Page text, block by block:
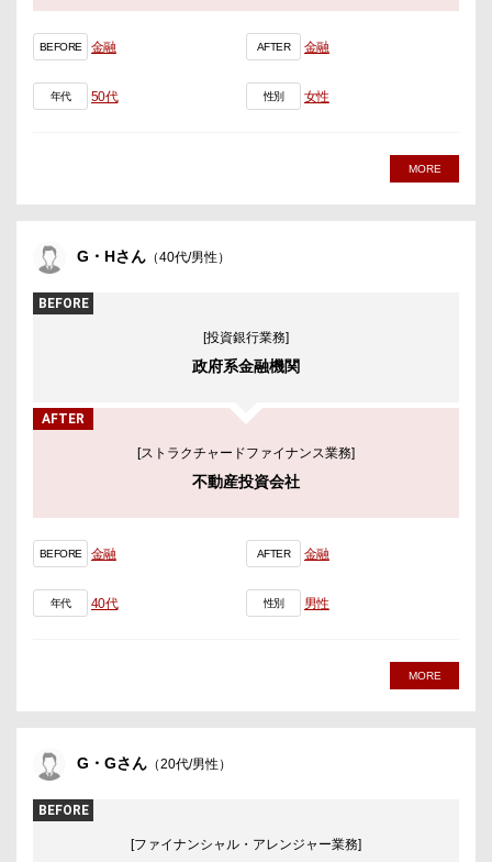
BEFORE 金融 AFTER 金融
年代 50代 性別 女性
MORE
G・Hさん （40代/男性）
BEFORE
[投資銀行業務]
政府系金融機関
AFTER
[ストラクチャードファイナンス業務]
不動産投資会社
BEFORE 金融 AFTER 金融
年代 40代 性別 男性
MORE
G・Gさん （20代/男性）
BEFORE
[ファイナンシャル・アレンジャー業務]